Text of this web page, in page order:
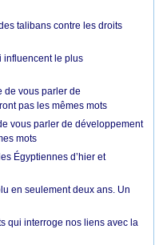
talibans contre les droits
influencent le plus
de vous parler de
pas les mêmes mots
vous parler de développement
mots
Égyptiennes d’hier et
en seulement deux ans. Un
qui interroge nos liens avec la